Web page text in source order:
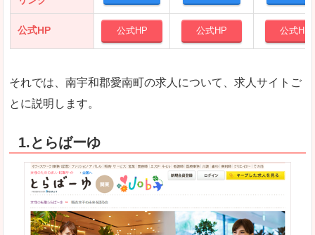
公式HP 公式HP 公式HP 公式HP
それでは、南宇和郡愛南町の求人について、求人サイトご
とに説明します。
1.とらばーゆ